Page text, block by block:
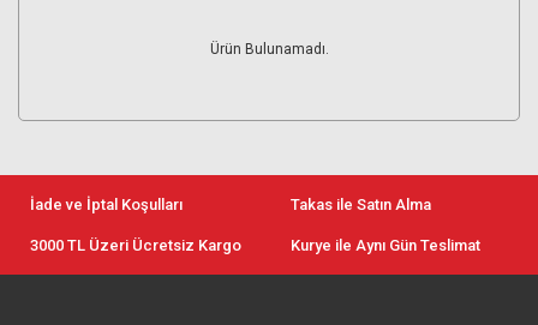
Ürün Bulunamadı.
İade ve İptal Koşulları Takas ile Satın Alma
3000 TL Üzeri Ücretsiz Kargo Kurye ile Aynı Gün Teslimat